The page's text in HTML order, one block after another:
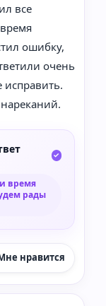
все
ошибку,
очень
исправить.
время
рады
нравится